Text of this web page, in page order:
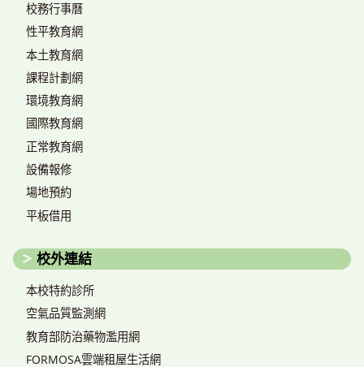
校務行事曆
性平教育網
本土教育網
課程計劃網
環境教育網
國際教育網
正常教育網
設備報修
場地預約
平板借用
校外連結
本校特約診所
空氣品質監測網
教育部防治藥物濫用網
FORMOSA雲端租屋生活網